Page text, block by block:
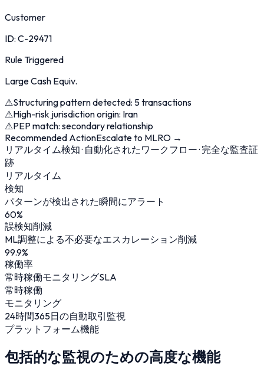
Customer
ID: C-29471
Rule Triggered
Large Cash Equiv.
⚠Structuring pattern detected: 5 transactions
⚠High-risk jurisdiction origin: Iran
⚠PEP match: secondary relationship
Recommended ActionEscalate to MLRO →
リアルタイム検知 · 自動化されたワークフロー · 完全な監査証
跡
リアルタイム
検知
パターンが検出された瞬間にアラート
60%
誤検知削減
ML調整による不必要なエスカレーション削減
99.9%
稼働率
常時稼働モニタリングSLA
常時稼働
モニタリング
24時間365日の自動取引監視
プラットフォーム機能
包括的な監視のための高度な機能